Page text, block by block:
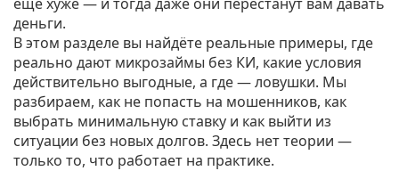
деньги.
В этом разделе вы найдёте реальные примеры, где
реально дают микрозаймы без КИ, какие условия
действительно выгодные, а где — ловушки. Мы
разбираем, как не попасть на мошенников, как
выбрать минимальную ставку и как выйти из
ситуации без новых долгов. Здесь нет теории —
только то, что работает на практике.